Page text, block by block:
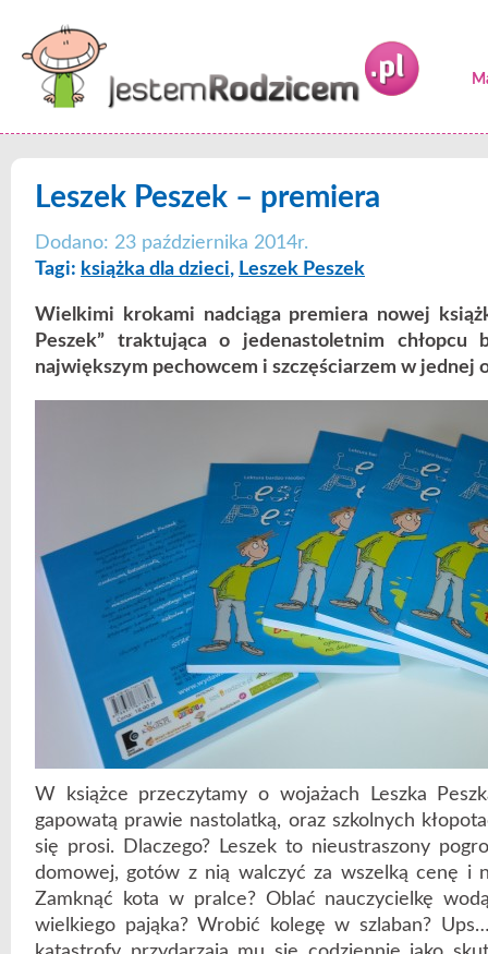
Leszek Peszek – premiera
Dodano: 23 października 2014r.
Tagi: książka dla dzieci, Leszek Peszek
Wielkimi krokami nadciąga premiera nowej
Peszek” traktująca o jedenastoletnim chłopcu
największym pechowcem i szczęściarzem w jednej
W książce przeczytamy o wojażach Leszka
gapowatą prawie nastolatką, oraz szkolnych
się prosi. Dlaczego? Leszek to nieustraszony
domowej, gotów z nią walczyć za wszelką cenę i
Zamknąć kota w pralce? Oblać nauczycielkę
wielkiego pająka? Wrobić kolegę w szlaban?